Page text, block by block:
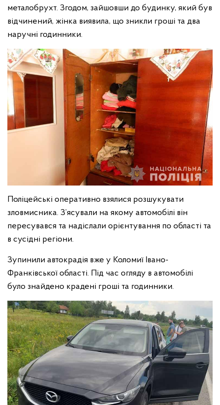
металобрухт. Згодом, зайшовши до будинку, який був
відчинений, жінка виявила, що зникли гроші та два
наручні годинники.
Поліцейські оперативно взялися розшукувати
зловмисника. З’ясували на якому автомобілі він
пересувався та надіслали орієнтування по області та
в сусідні регіони.
Зупинили автокрадія вже у Коломиї Івано-
Франківської області. Під час огляду в автомобілі
було знайдено крадені гроші та годинники.